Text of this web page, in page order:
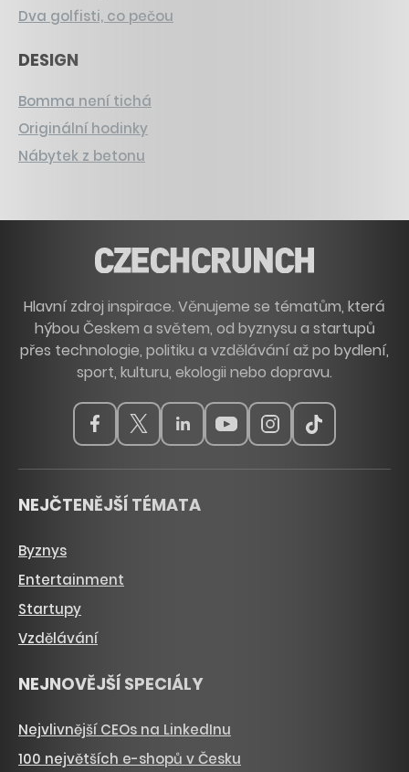
Dva golfisti, co pečou
DESIGN
Bomma není tichá
Originální hodinky
Nábytek z betonu
Hlavní zdroj inspirace. Věnujeme se tématům, která
hýbou Českem a světem, od byznysu a startupů
přes technologie, politiku a vzdělávání až po bydlení,
sport, kulturu, ekologii nebo dopravu.
NEJČTENĚJŠÍ TÉMATA
Byznys
Entertainment
Startupy
Vzdělávání
NEJNOVĚJŠÍ SPECIÁLY
Nejvlivnější CEOs na LinkedInu
100 největších e-shopů v Česku